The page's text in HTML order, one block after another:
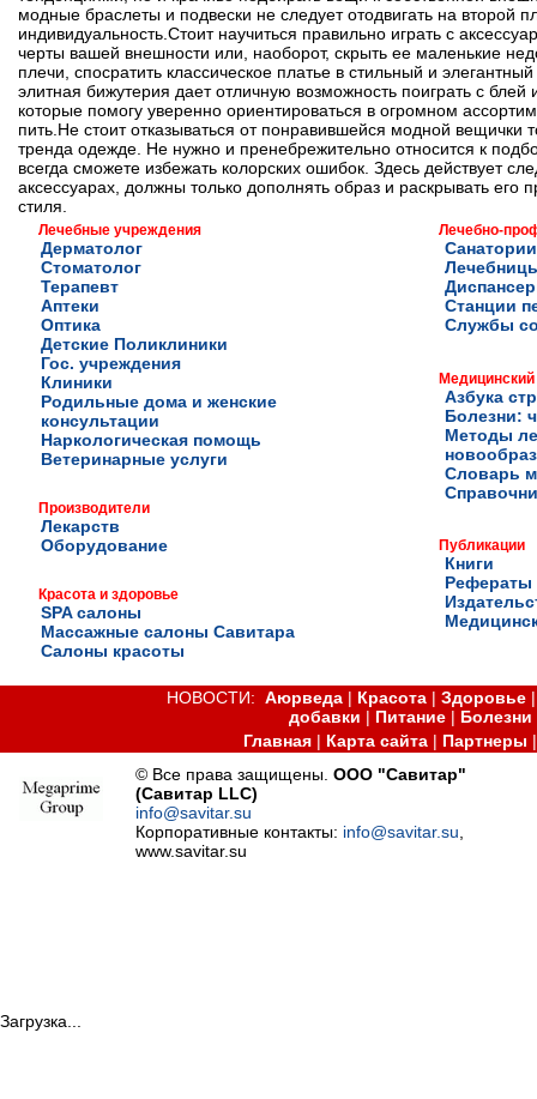
модные браслеты и подвески не следует отодвигать на второй
индивидуальность.Стоит научиться правильно играть с
черты вашей внешности или, наоборот, скрыть ее маленькие
плечи, спосратить классическое платье в стильный и
элитная бижутерия дает отличную возможность поиграть с
которые помогу уверенно ориентироваться в огромном
пить.Не стоит отказываться от понравившейся модной вещички
тренда одежде. Не нужно и пренебрежительно относится к
всегда сможете избежать колорских ошибок. Здесь действует
аксессуарах, должны только дополнять образ и раскрывать его
стиля.
Лечебные учреждения
Дерматолог
Стоматолог
Терапевт
Аптеки
Оптика
Детские Поликлиники
Гос. учреждения
Клиники
Родильные дома и женские
консультации
Наркологическая помощь
Ветеринарные услуги
Производители
Лекарств
Оборудование
Красота и здоровье
SPA салоны
Массажные салоны Савитара
Салоны красоты
Лечебно-
Станции
Службы
Медицинский
Азбука
Болезни:
Методы
Словарь
Публикации
Книги
Рефераты
НОВОСТИ:Аюрведа | Красота |Здоровье
добавки | Питание| Болезни
Главная| Карта сайта| Партнеры
© Все права защищены.ООО "Савитар"
(Савитар LLC)
info@savitar.su
Корпоративные контакты: info@savitar.su
www.savitar.su
Загрузка...